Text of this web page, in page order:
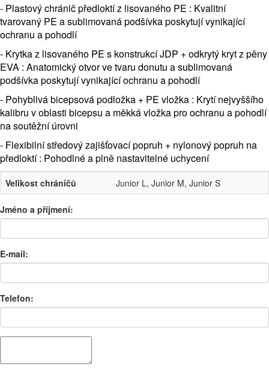
- Plastový chránič předloktí z lisovaného PE : Kvalitní
tvarovaný PE a sublimovaná podšívka poskytují vynikající
ochranu a pohodlí
- Krytka z lisovaného PE s konstrukcí JDP + odkrytý kryt z pěny
EVA : Anatomický otvor ve tvaru donutu a sublimovaná
podšívka poskytují vynikající ochranu a pohodlí
- Pohyblivá bicepsová podložka + PE vložka : Krytí nejvyššího
kalibru v oblasti bicepsu a měkká vložka pro ochranu a pohodlí
na soutěžní úrovni
- Flexibilní středový zajišťovací popruh + nylonový popruh na
předloktí : Pohodlné a plně nastavitelné uchycení
Velikost chráničů Junior L, Junior M, Junior S
Jméno a příjmení:
E-mail:
Telefon: